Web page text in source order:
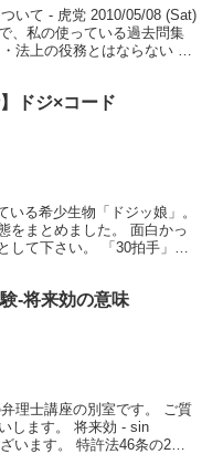
いて - 虎党 2010/05/08 (Sat)
、私の使っている過去問集
法上の役務とはならない 当
】ドジ×コード
いる希少生物「ドジッ娘」。
をまとめました。 面白かっ
して下さい。 「30拍手」で
-将来効の意味
理士講座の別室です。 ご質
します。 将来効 - sin
います。 特許法46条の2の